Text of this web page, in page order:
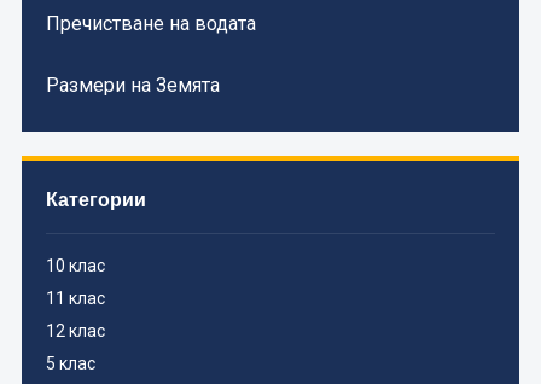
Пречистване на водата
Размери на Земята
Категории
10 клас
11 клас
12 клас
5 клас